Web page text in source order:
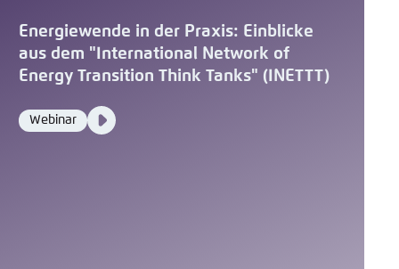
Energiewende in der Praxis: Einblicke
aus dem "International Network of
Energy Transition Think Tanks" (INETTT)
Format
Webinar
Media
Video